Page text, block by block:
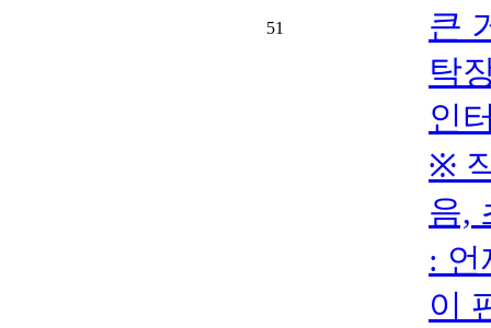
51
큰
탁
인
※
음,
:
이